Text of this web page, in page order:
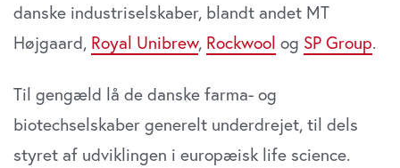
danske industriselskaber, blandt andet MT
Højgaard, Royal Unibrew, Rockwool og SP Group.
Til gengæld lå de danske farma- og
biotechselskaber generelt underdrejet, til dels
styret af udviklingen i europæisk life science.